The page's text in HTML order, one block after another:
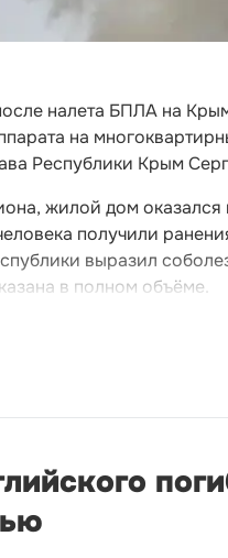
налета БПЛА на
на
Республики Крым
жилой дом
получили
выразил
в полном объёме.